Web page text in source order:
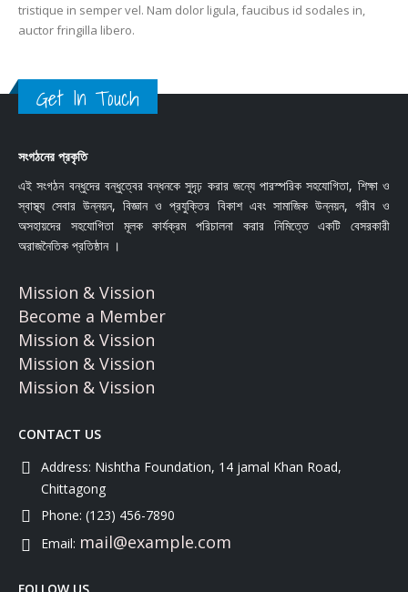
tristique in semper vel. Nam dolor ligula, faucibus id sodales in,
auctor fringilla libero.
Get In Touch
সংগঠনের প্রকৃতি
এই সংগঠন বন্ধুদের বন্ধুত্বের বন্ধনকে সুদৃঢ় করার জন্যে পারস্পরিক সহযোগিতা, শিক্ষা ও
স্বাস্থ্য সেবার উন্নয়ন, বিজ্ঞান ও প্রযুক্তির বিকাশ এবং সামাজিক উন্নয়ন, গরীব ও
অসহায়দের সহযোগিতা মূলক কার্যক্রম পরিচালনা করার নিমিত্তে একটি বেসরকারী
অরাজনৈতিক প্রতিষ্ঠান ।
Mission & Vission
Become a Member
Mission & Vission
Mission & Vission
Mission & Vission
CONTACT US
Address: Nishtha Foundation, 14 jamal Khan Road,
Chittagong
Phone: (123) 456-7890
Email: mail@example.com
FOLLOW US